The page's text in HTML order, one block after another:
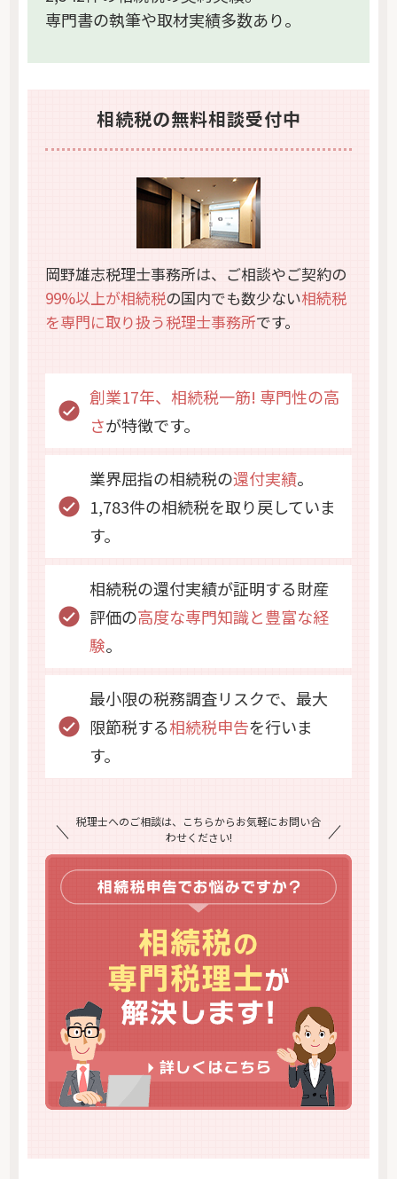
専門書の執筆や取材実績多数あり。
相続税の無料相談受付中
岡野雄志税理士事務所は、ご相談やご契約の
99%以上が相続税の国内でも数少ない相続税
を専門に取り扱う税理士事務所です。
創業17年、相続税一筋! 専門性の高
さが特徴です。
業界屈指の相続税の還付実績。
1,783件の相続税を取り戻していま
す。
相続税の還付実績が証明する財産
評価の高度な専門知識と豊富な経
験。
最小限の税務調査リスクで、最大
限節税する相続税申告を行いま
す。
税理士へのご相談は、こちらからお気軽にお問い合
わせください!